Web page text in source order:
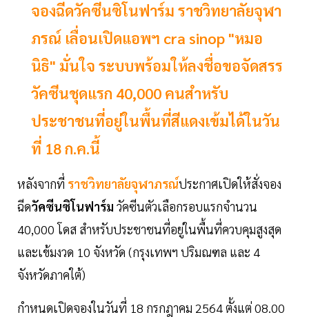
จองฉีดวัคซีนซิโนฟาร์ม ราชวิทยาลัยจุฬา
ภรณ์ เลื่อนเปิดแอพฯ cra sinop "หมอ
นิธิ" มั่นใจ ระบบพร้อมให้ลงชื่อขอจัดสรร
วัคซีนชุดแรก 40,000 คนสำหรับ
ประชาชนที่อยู่ในพื้นที่สีแดงเข้มได้ในวัน
ที่ 18 ก.ค.นี้
หลังจากที่ ราชวิทยาลัยจุฬาภรณ์ประกาศเปิดให้สั่งจอง
ฉีดวัคซีนซิโนฟาร์ม วัคซีนตัวเลือกรอบแรกจำนวน
40,000 โดส สำหรับประชาชนที่อยู่ในพื้นที่ควบคุมสูงสุด
และเข้มงวด 10 จังหวัด (กรุงเทพฯ ปริมณฑล และ 4
จังหวัดภาคใต้)
กำหนดเปิดจองในวันที่ 18 กรกฎาคม 2564 ตั้งแต่ 08.00